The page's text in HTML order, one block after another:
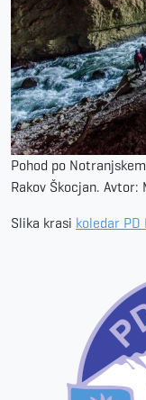
Pohod po
Rakov Škocjan. Avtor:
Slika krasi koledar PD